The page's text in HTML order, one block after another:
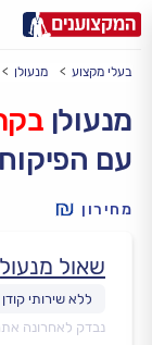
עירעיר: תל אביב,
בעלי מקצוע מנעולן
מנעולן
עם
מחירון
שאול מנעולן
נבדק לאחרונה